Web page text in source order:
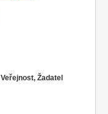
Veřejnost, Žadatel